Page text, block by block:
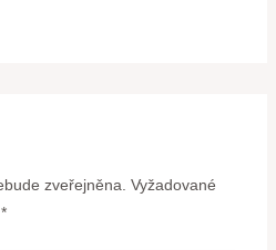
zveřejněna. Vyžadované
*